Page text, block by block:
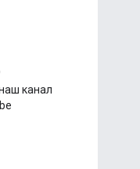
канал